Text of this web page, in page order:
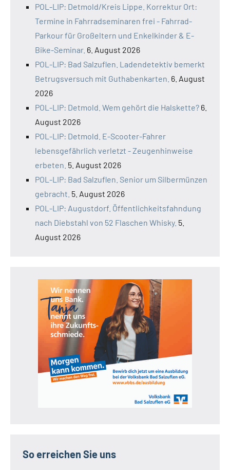
POL-LIP: Detmold/Kreis Lippe. Korrektur Ort:
Termine in Fahrradseminaren frei - Fahrrad-
Parkour für Großeltern und Enkelkinder & E-
Bike-Seminar. 6. August 2026
POL-LIP: Bad Salzuflen. Ladendetektiv bemerkt
Betrugsversuch mit Guthabenkarten. 6. August
2026
POL-LIP: Detmold. Wem gehört die Halskette? 6.
August 2026
POL-LIP: Detmold. E-Scooter-Fahrer
lebensgefährlich verletzt - Zeugenhinweise
erbeten. 5. August 2026
POL-LIP: Bad Salzuflen. Senior um Silbermünzen
gebracht. 5. August 2026
POL-LIP: Augustdorf. Öffentlichkeitsfahndung
nach Diebstahl von 52 Flaschen Whisky. 5.
August 2026
So erreichen Sie uns